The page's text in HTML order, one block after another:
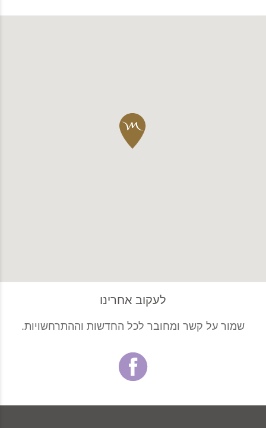
לעקוב אחרינו
שמור על קשר ומחובר לכל החדשות וההתרחשויות.